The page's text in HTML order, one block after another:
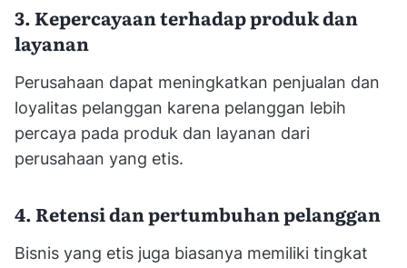
3. Kepercayaan terhadap produk dan
layanan
Perusahaan dapat meningkatkan penjualan dan
loyalitas pelanggan karena pelanggan lebih
percaya pada produk dan layanan dari
perusahaan yang etis.
4. Retensi dan pertumbuhan pelanggan
Bisnis yang etis juga biasanya memiliki tingkat